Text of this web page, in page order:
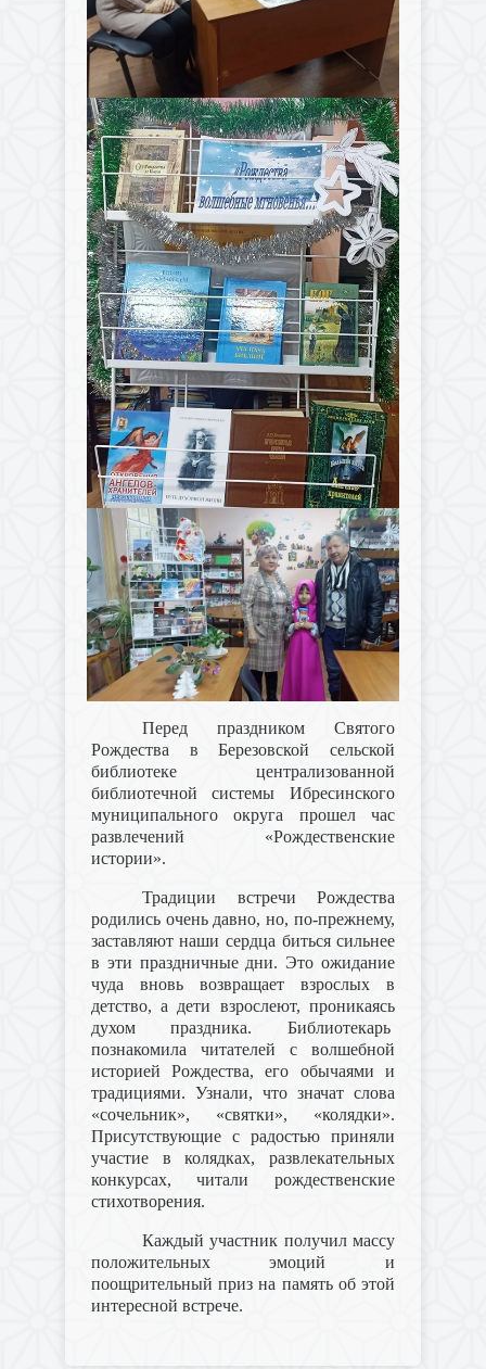
Перед праздником Святого
Рождества в Березовской сельской
библиотеке централизованной
библиотечной системы Ибресинского
муниципального округа прошел час
развлечений «Рождественские
истории».
Традиции встречи Рождества
родились очень давно, но, по-прежнему,
заставляют наши сердца биться сильнее
в эти праздничные дни. Это ожидание
чуда вновь возвращает взрослых в
детство, а дети взрослеют, проникаясь
духом праздника. Библиотекарь
познакомила читателей с волшебной
историей Рождества, его обычаями и
традициями. Узнали, что значат слова
«сочельник», «святки», «колядки».
Присутствующие с радостью приняли
участие в колядках, развлекательных
конкурсах, читали рождественские
стихотворения.
Каждый участник получил массу
положительных эмоций и
поощрительный приз на память об этой
интересной встрече.